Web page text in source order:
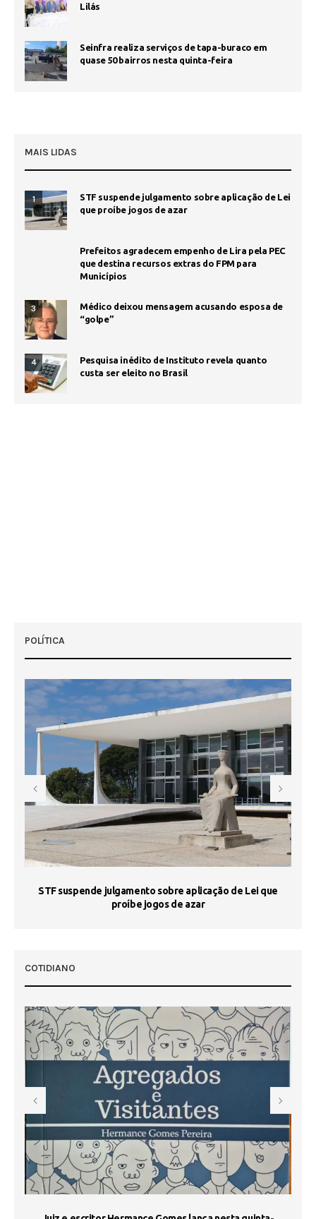
Lilás
Seinfra realiza serviços de tapa-buraco em
quase 50 bairros nesta quinta-feira
MAIS LIDAS
1
STF suspende julgamento sobre aplicação de Lei
que proíbe jogos de azar
Prefeitos agradecem empenho de Lira pela PEC
que destina recursos extras do FPM para
Municípios
3
Médico deixou mensagem acusando esposa de
“golpe”
4
Pesquisa inédito de Instituto revela quanto
custa ser eleito no Brasil
POLÍTICA
STF suspende julgamento sobre aplicação de Lei que
proíbe jogos de azar
COTIDIANO